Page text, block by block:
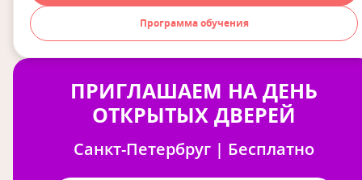
Программа обучения
ПРИГЛАШАЕМ НА ДЕНЬ
ОТКРЫТЫХ ДВЕРЕЙ
Санкт-Петербруг | Бесплатно